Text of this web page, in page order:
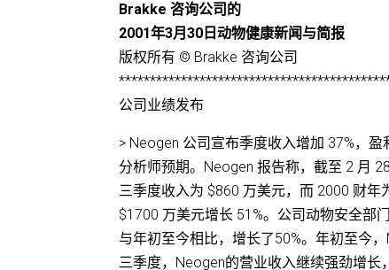
Brakke 咨询公司的
2001年3月30日动物健康新闻与简报
版权所有 © Brakke 咨询公司
公司业绩发布
> Neogen 公司宣布季度收入增加 37%，盈
分析师预期。Neogen 报告称，截至 2 月
三季度收入为 $860 万美元，而 2000 财
$1700 万美元增长 51%。公司动物安全部
与年初至今相比，增长了50%。年初至今
三季度，Neogen的营业收入继续强劲增